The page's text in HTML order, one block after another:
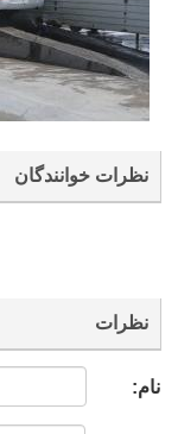
نظرات خوانندگان
نظرات
نام: